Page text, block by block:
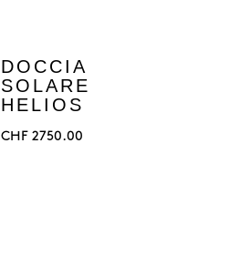
DOCCIA
SOLARE
HELIOS
CHF 2750.00